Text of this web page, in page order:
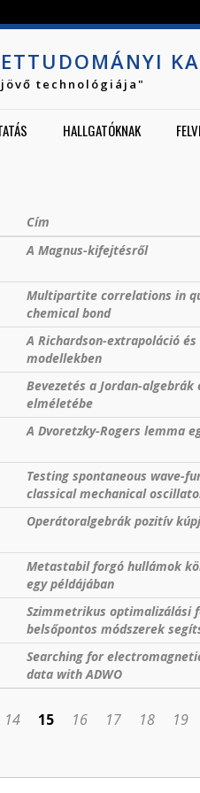
technológiája"
HALLGATÓKNAK
Cím
A Magnus-kifejtésről
Multipartite correlations in
chemical bond
A Richardson-extrapoláció
modellekben
Bevezetés a Jordan-
elméletébe
A Dvoretzky-Rogers lemma
Testing spontaneous wave-
classical mechanical
Operátoralgebrák pozitív
Metastabil forgó hullámok
egy példájában
Szimmetrikus optimalizálási
belsőpontos módszerek
Searching for
data with ADWO
14 15 16 17 18 19